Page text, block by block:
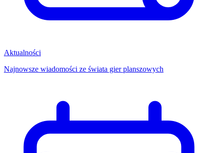
Aktualności
Najnowsze wiadomości ze świata gier planszowych